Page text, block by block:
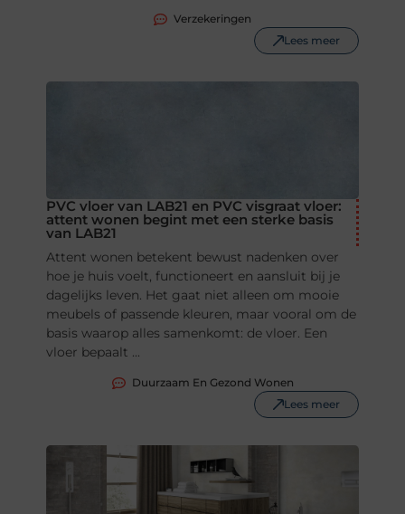
Verzekeringen
Lees meer
PVC vloer van LAB21 en PVC visgraat vloer:
attent wonen begint met een sterke basis
van LAB21
Attent wonen betekent bewust nadenken over
hoe je huis voelt, functioneert en aansluit bij je
dagelijks leven. Het gaat niet alleen om mooie
meubels of passende kleuren, maar vooral om de
basis waarop alles samenkomt: de vloer. Een
vloer bepaalt ...
Duurzaam En Gezond Wonen
Lees meer